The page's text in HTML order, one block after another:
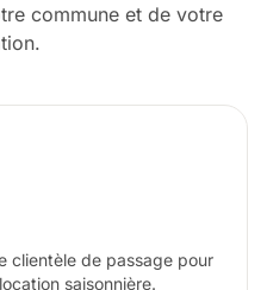
commune et de votre
clientèle de passage pour
saisonnière.